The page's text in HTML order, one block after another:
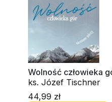
Wolność człowieka
ks. Józef Tischner
44,99 zł